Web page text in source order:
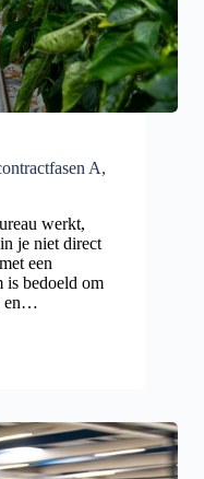
A,
werkt,
je niet direct
een
is bedoeld om
en…